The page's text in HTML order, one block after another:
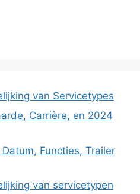
van Servicetypes
Carrière, en 2024
Functies, Trailer
van servicetypen